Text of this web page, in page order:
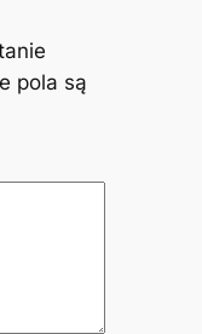
pola są